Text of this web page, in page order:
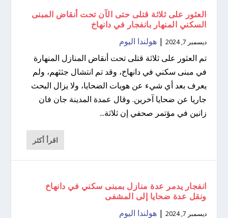
العثور على ثلاثة قتلى حتى الآن تحت أنقاض المبنى
السكني المنهار بانفجار في دانهاخ
ديسمبر 7, 2024 |هولندا اليوم
تم العثور على ثلاثة قتلى تحت أنقاض المنازل المنهارة
في مبنى سكني في دانهاخ، وقد تم انتشال جثثهم، ولم
يعرف بعد أي شيء عن هويات الضحايا، ولا يزال البحث
جاريا عن ضحايا آخرين. وقال عمدة المدينة جان فان
زانين في مؤتمر صحفي إن ثلاثة...
اقرأ أكثر
انفجار يدمر عدة منازل بمبنى سكني في دانهاخ
ونقل عدة ضحايا إلى المشفى
ديسمبر 7, 2024 |هولندا اليوم